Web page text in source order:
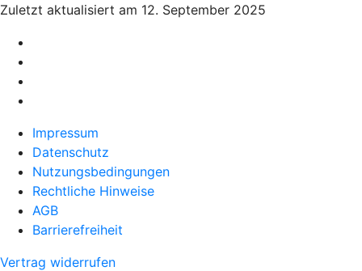
Zuletzt aktualisiert am 12. September 2025
Impressum
Datenschutz
Nutzungsbedingungen
Rechtliche Hinweise
AGB
Barrierefreiheit
Vertrag widerrufen